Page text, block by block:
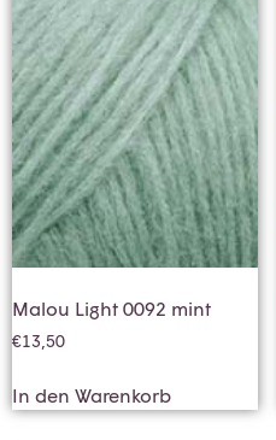
Malou Light 0092 mint
€13,50
In den Warenkorb